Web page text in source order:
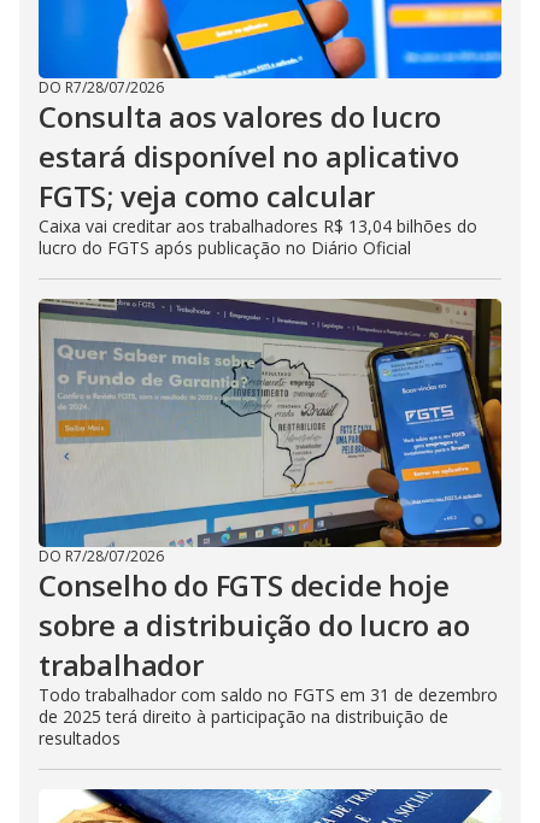
DO R7/28/07/2026
Consulta aos valores do lucro
estará disponível no aplicativo
FGTS; veja como calcular
Caixa vai creditar aos trabalhadores R$ 13,04 bilhões do
lucro do FGTS após publicação no Diário Oficial
DO R7/28/07/2026
Conselho do FGTS decide hoje
sobre a distribuição do lucro ao
trabalhador
Todo trabalhador com saldo no FGTS em 31 de dezembro
de 2025 terá direito à participação na distribuição de
resultados